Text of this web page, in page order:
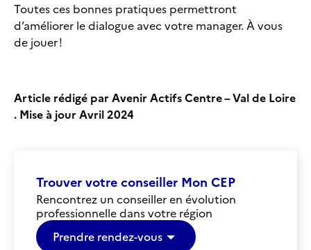
Toutes ces bonnes pratiques permettront
d’améliorer le dialogue avec votre manager. À vous
de jouer !
Article rédigé par Avenir Actifs Centre – Val de Loire
. Mise à jour Avril 2024
Trouver votre conseiller Mon CEP
Rencontrez un conseiller en évolution
professionnelle dans votre région
Prendre rendez-vous